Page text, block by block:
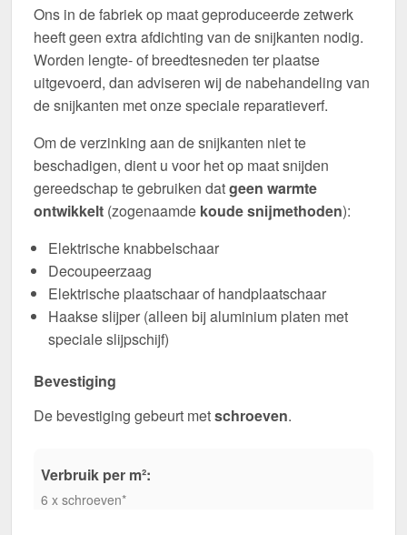
Ons in de fabriek op maat geproduceerde zetwerk
heeft geen extra afdichting van de snijkanten nodig.
Worden lengte- of breedtesneden ter plaatse
uitgevoerd, dan adviseren wij de nabehandeling van
de snijkanten met onze speciale reparatieverf.
Om de verzinking aan de snijkanten niet te
beschadigen, dient u voor het op maat snijden
gereedschap te gebruiken datgeen warmte
ontwikkelt (zogenaamde koude snijmethoden):
Elektrische knabbelschaar
Decoupeerzaag
Elektrische plaatschaar of handplaatschaar
Haakse slijper (alleen bij aluminium platen met
speciale slijpschijf)
Bevestiging
De bevestiging gebeurt metschroeven.
Verbruik per m²:
6 x schroeven*